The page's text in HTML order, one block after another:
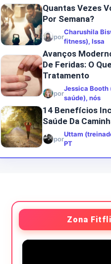
Quantas Vezes
Por Semana?
por
Charushila
fitness), Issa
Avanços
De Feridas: O
Tratamento
por
Jessica Booth
saúde), nós
14 Benefícios
Saúde Da
por
Uttam
PT
Zona